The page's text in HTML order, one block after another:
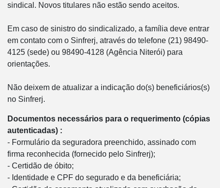
sindical. Novos titulares não estão sendo aceitos.
Em caso de sinistro do sindicalizado, a família deve entrar
em contato com o Sinfrerj, através do telefone (21) 98490-
4125 (sede) ou 98490-4128 (Agência Niterói) para
orientações.
Não deixem de atualizar a indicação do(s) beneficiários(s)
no Sinfrerj.
Documentos necessários para o requerimento (cópias
autenticadas) :
- Formulário da seguradora preenchido, assinado com
firma reconhecida (fornecido pelo Sinfrerj);
- Certidão de óbito;
- Identidade e CPF do segurado e da beneficiária;